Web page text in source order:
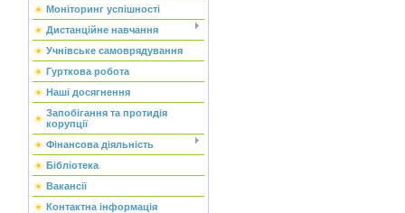
Моніторинг успішності
Дистанційне навчання
Учнівське самоврядування
Гурткова робота
Наші досягнення
Запобігання та протидія
корупції
Фінансова діяльність
Бібліотека
Вакансії
Контактна інформація